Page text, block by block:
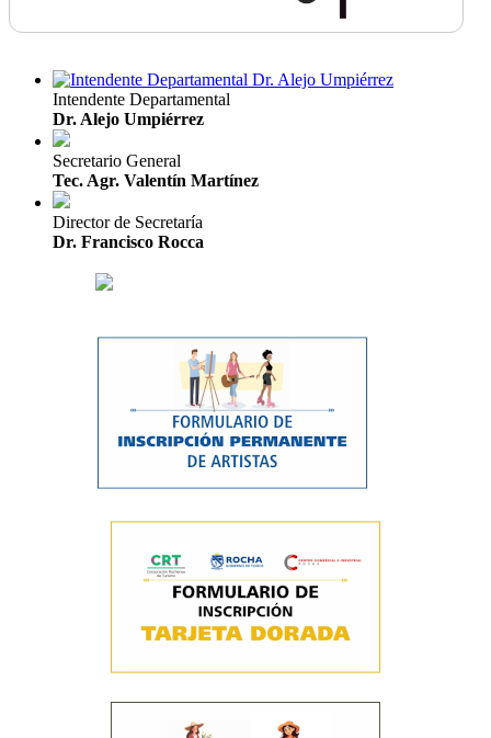
Intendente Departamental
Dr. Alejo Umpiérrez
Secretario General
Tec. Agr. Valentín Martínez
Director de Secretaría
Dr. Francisco Rocca